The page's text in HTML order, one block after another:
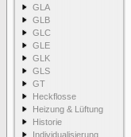
GLA
GLB
GLC
GLE
GLK
GLS
GT
Heckflosse
Heizung & Lüftung
Historie
Individualisierung